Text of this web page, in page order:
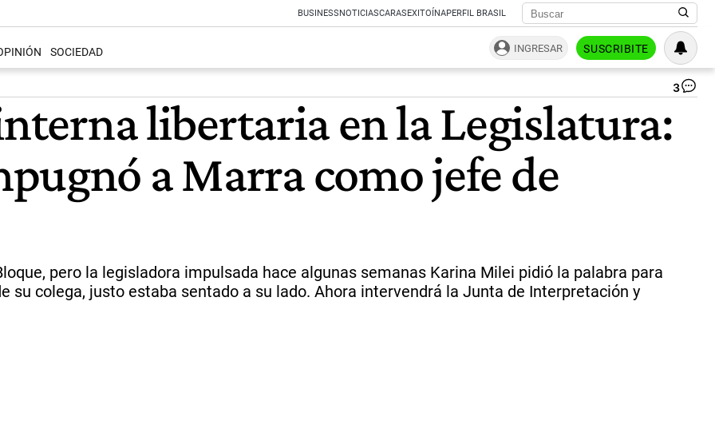
BUSINESSNOTICIASCARASEXITOÍNAPERFIL BRASIL
SOCIEDAD INGRESAR SUSCRIBITE
3
libertaria en la Legislatura:
a Marra como jefe de
pero la legisladora impulsada hace algunas semanas Karina Milei pidió la palabra para
su colega, justo estaba sentado a su lado. Ahora intervendrá la Junta de Interpretación y